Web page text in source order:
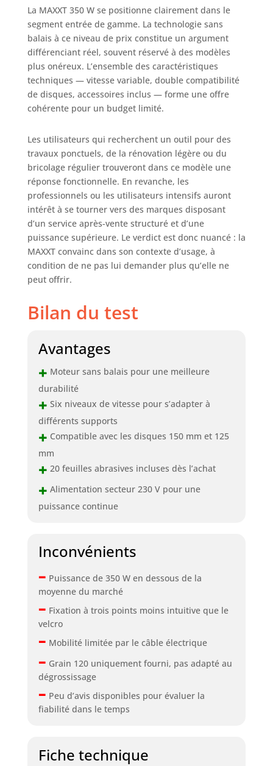
La MAXXT 350 W se positionne clairement dans le
segment entrée de gamme. La technologie sans
balais à ce niveau de prix constitue un argument
différenciant réel, souvent réservé à des modèles
plus onéreux. L’ensemble des caractéristiques
techniques — vitesse variable, double compatibilité
de disques, accessoires inclus — forme une offre
cohérente pour un budget limité.
Les utilisateurs qui recherchent un outil pour des
travaux ponctuels, de la rénovation légère ou du
bricolage régulier trouveront dans ce modèle une
réponse fonctionnelle. En revanche, les
professionnels ou les utilisateurs intensifs auront
intérêt à se tourner vers des marques disposant
d’un service après-vente structuré et d’une
puissance supérieure. Le verdict est donc nuancé : la
MAXXT convainc dans son contexte d’usage, à
condition de ne pas lui demander plus qu’elle ne
peut offrir.
Bilan du test
Avantages
+ Moteur sans balais pour une meilleure
durabilité
+ Six niveaux de vitesse pour s’adapter à
différents supports
+ Compatible avec les disques 150 mm et 125
mm
+ 20 feuilles abrasives incluses dès l’achat
+ Alimentation secteur 230 V pour une
puissance continue
Inconvénients
– Puissance de 350 W en dessous de la
moyenne du marché
– Fixation à trois points moins intuitive que le
velcro
– Mobilité limitée par le câble électrique
– Grain 120 uniquement fourni, pas adapté au
dégrossissage
– Peu d’avis disponibles pour évaluer la
fiabilité dans le temps
Fiche technique